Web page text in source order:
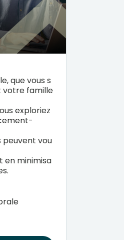
,quevous s
votrefamille
exploriez
peuvent vou
en minimisa
.